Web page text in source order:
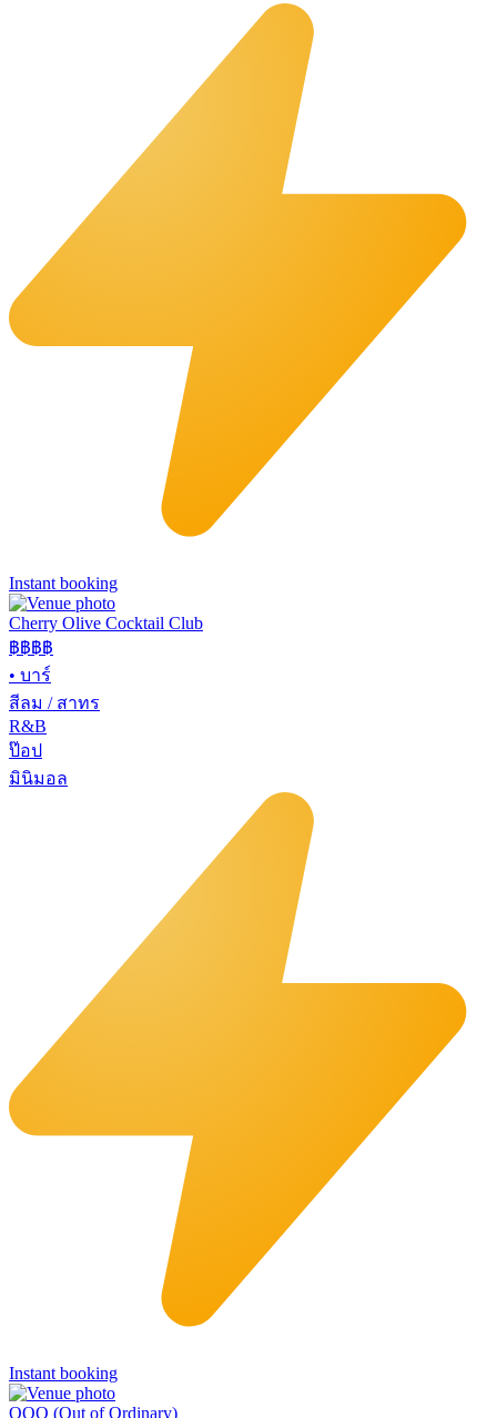
Instant booking
Cherry Olive Cocktail Club
฿฿฿฿
• บาร์
สีลม / สาทร
R&B
ป๊อป
มินิมอล
Instant booking
OOO (Out of Ordinary)